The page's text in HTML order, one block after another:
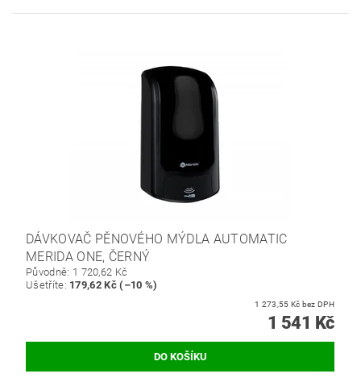
DÁVKOVAČ PĚNOVÉHO MÝDLA AUTOMATIC
MERIDA ONE, ČERNÝ
Původně: 1 720,62 Kč
Ušetříte: 179,62 Kč (–10 %)
1 273,55 Kč bez DPH
1 541 Kč